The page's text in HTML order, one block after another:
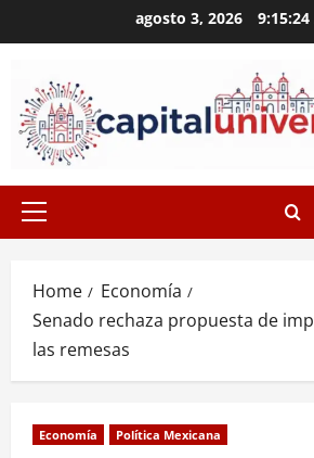
to
agosto 3, 2026 9:15:25
Primary
Home
Economía
Senado rechaza propuesta de
las remesas
Economía Política Mexicana